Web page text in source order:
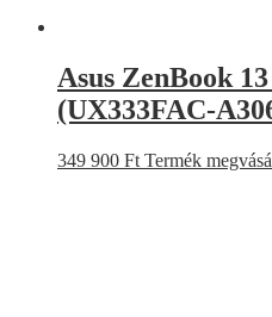
Asus ZenBook
(UX333FAC-
349 900 Ft Termék